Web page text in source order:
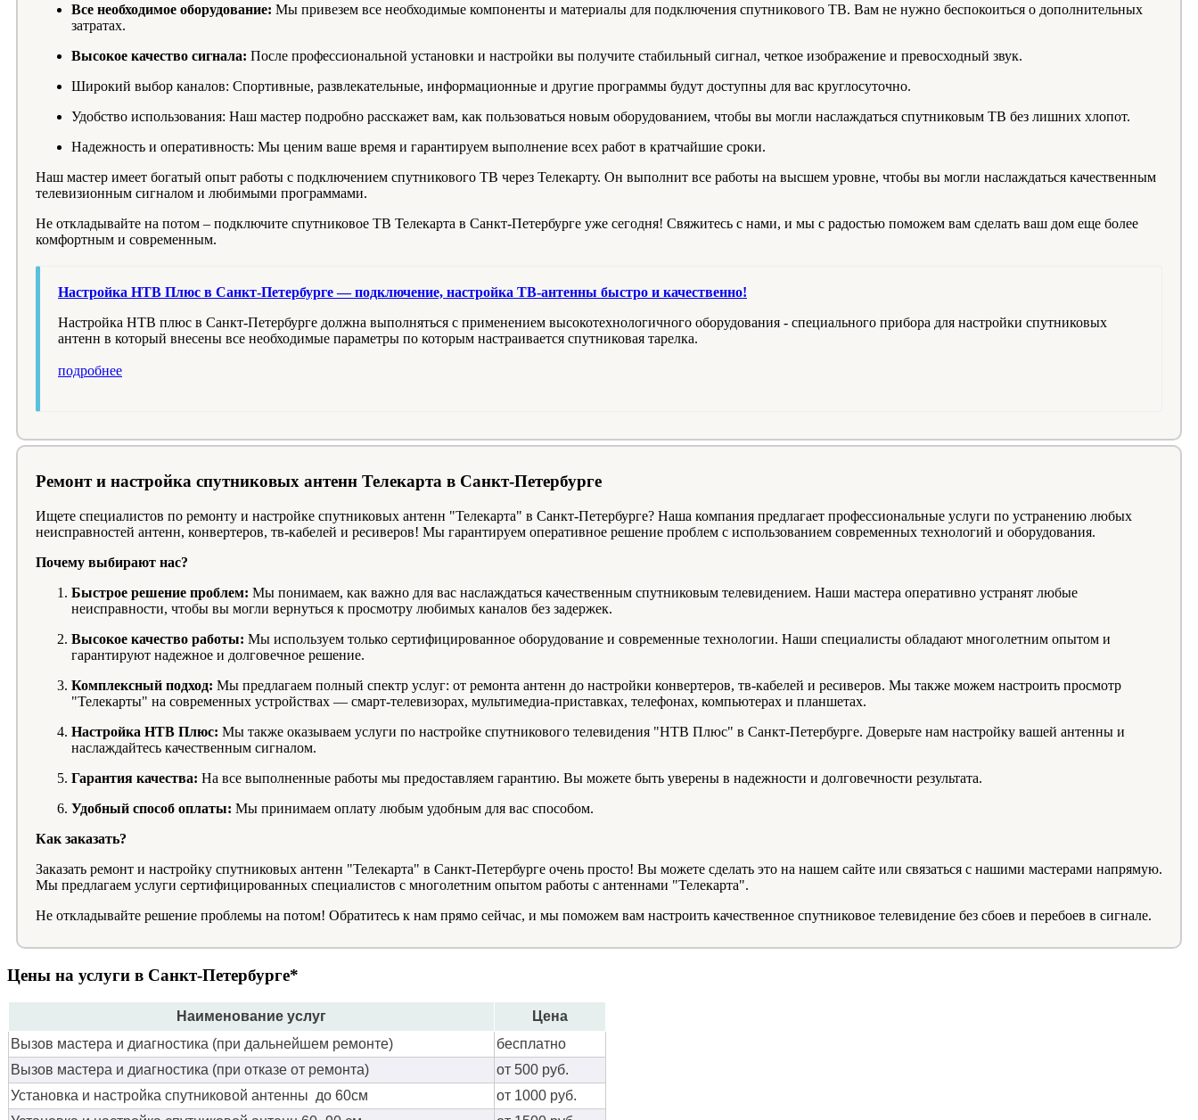
Все необходимое оборудование: Мы привезем все необходимые компоненты и материалы для подключения спутникового ТВ. Вам не нужно беспокоиться о дополнительных
затратах.
Высокое качество сигнала: После профессиональной установки и настройки вы получите стабильный сигнал, четкое изображение и превосходный звук.
Широкий выбор каналов: Спортивные, развлекательные, информационные и другие программы будут доступны для вас круглосуточно.
Удобство использования: Наш мастер подробно расскажет вам, как пользоваться новым оборудованием, чтобы вы могли наслаждаться спутниковым ТВ без лишних хлопот.
Надежность и оперативность: Мы ценим ваше время и гарантируем выполнение всех работ в кратчайшие сроки.
Наш мастер имеет богатый опыт работы с подключением спутникового ТВ через Телекарту. Он выполнит все работы на высшем уровне, чтобы вы могли наслаждаться качественным
телевизионным сигналом и любимыми программами.
Не откладывайте на потом – подключите спутниковое ТВ Телекарта в Санкт-Петербурге уже сегодня! Свяжитесь с нами, и мы с радостью поможем вам сделать ваш дом еще более
комфортным и современным.
Настройка НТВ Плюс в Санкт-Петербурге — подключение, настройка ТВ-антенны быстро и качественно!
Настройка НТВ плюс в Санкт-Петербурге должна выполняться с применением высокотехнологичного оборудования - специального прибора для настройки спутниковых
антенн в который внесены все необходимые параметры по которым настраивается спутниковая тарелка.
подробнее
Ремонт и настройка спутниковых антенн Телекарта в Санкт-Петербурге
Ищете специалистов по ремонту и настройке спутниковых антенн "Телекарта" в Санкт-Петербурге? Наша компания предлагает профессиональные услуги по устранению любых
неисправностей антенн, конвертеров, тв-кабелей и ресиверов! Мы гарантируем оперативное решение проблем с использованием современных технологий и оборудования.
Почему выбирают нас?
Быстрое решение проблем: Мы понимаем, как важно для вас наслаждаться качественным спутниковым телевидением. Наши мастера оперативно устранят любые
неисправности, чтобы вы могли вернуться к просмотру любимых каналов без задержек.
Высокое качество работы: Мы используем только сертифицированное оборудование и современные технологии. Наши специалисты обладают многолетним опытом и
гарантируют надежное и долговечное решение.
Комплексный подход: Мы предлагаем полный спектр услуг: от ремонта антенн до настройки конвертеров, тв-кабелей и ресиверов. Мы также можем настроить просмотр
"Телекарты" на современных устройствах — смарт-телевизорах, мультимедиа-приставках, телефонах, компьютерах и планшетах.
Настройка НТВ Плюс: Мы также оказываем услуги по настройке спутникового телевидения "НТВ Плюс" в Санкт-Петербурге. Доверьте нам настройку вашей антенны и
наслаждайтесь качественным сигналом.
Гарантия качества: На все выполненные работы мы предоставляем гарантию. Вы можете быть уверены в надежности и долговечности результата.
Удобный способ оплаты: Мы принимаем оплату любым удобным для вас способом.
Как заказать?
Заказать ремонт и настройку спутниковых антенн "Телекарта" в Санкт-Петербурге очень просто! Вы можете сделать это на нашем сайте или связаться с нашими мастерами напрямую.
Мы предлагаем услуги сертифицированных специалистов с многолетним опытом работы с антеннами "Телекарта".
Не откладывайте решение проблемы на потом! Обратитесь к нам прямо сейчас, и мы поможем вам настроить качественное спутниковое телевидение без сбоев и перебоев в сигнале.
Цены на услуги в Санкт-Петербурге*
Наименование услуг
Цена
Вызов мастера и диагностика (при дальнейшем ремонте)
бес­плат­но
Вызов мастера и диагностика (при отказе от ремонта)
от 500 руб.
Установка и настройка спутниковой антенны до 60см
от 1000 руб.